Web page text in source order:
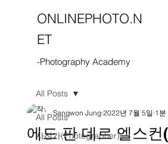
ONLINEPHOTO.N
ET
-Photography Academy
All Posts
사진가(Photographer)
All Posts
에드 판 데르 엘스컨
Sangwon Jung 2022년 7월 5일 1분